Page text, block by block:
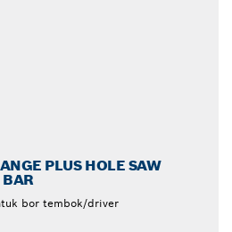
PLUS HOLE SAW
BAR
bor tembok/driver